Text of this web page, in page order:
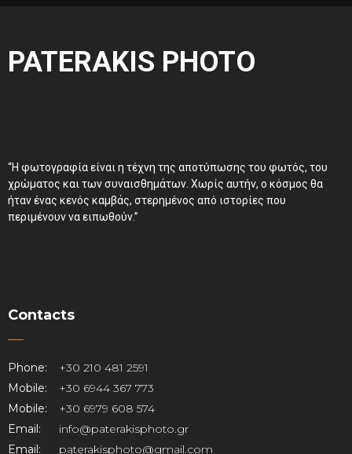
PATERAKIS PHOTO
“Η φωτογραφία είναι η τέχνη της αποτύπωσης του φωτός, του
χρώματος και των συναισθημάτων. Χωρίς αυτήν, ο κόσμος θα
ήταν ένας κενός καμβάς, στερημένος από ιστορίες που
περιμένουν να ειπωθούν.”
Contacts
Phone:
+30 210 481 2591
Mobile:
+30 6944 367 773
Mobile:
+30 6979 608 574
Email:
info@paterakisphoto.gr
Email:
paterakisphoto@gmail.com